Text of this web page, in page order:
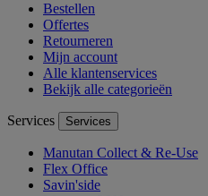
Bestellen
Offertes
Retourneren
Mijn account
Alle klantenservices
Bekijk alle categorieën
Services Services
Manutan Collect & Re-Use
Flex Office
Savin'side